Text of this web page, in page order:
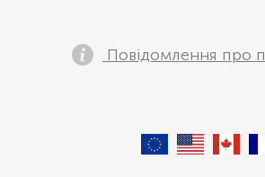
Повідомлення про